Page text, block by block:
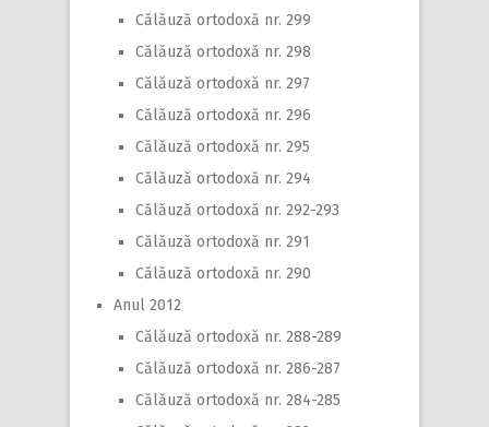
Călăuză ortodoxă nr. 299
Călăuză ortodoxă nr. 298
Călăuză ortodoxă nr. 297
Călăuză ortodoxă nr. 296
Călăuză ortodoxă nr. 295
Călăuză ortodoxă nr. 294
Călăuză ortodoxă nr. 292-293
Călăuză ortodoxă nr. 291
Călăuză ortodoxă nr. 290
Anul 2012
Călăuză ortodoxă nr. 288-289
Călăuză ortodoxă nr. 286-287
Călăuză ortodoxă nr. 284-285